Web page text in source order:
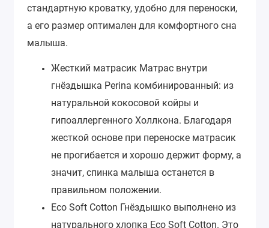
стандартную кроватку, удобно для переноски,
а его размер оптимален для комфортного сна
малыша.
Жесткий матрасик Матрас внутри
гнёздышка Perina комбинированный: из
натуральной кокосовой койры и
гипоаллергенного Холлкона. Благодаря
жесткой основе при переноске матрасик
не прогибается и хорошо держит форму, а
значит, спинка малыша останется в
правильном положении.
Eco Soft Cotton Гнёздышко выполнено из
натурального хлопка Eco Soft Cotton. Это